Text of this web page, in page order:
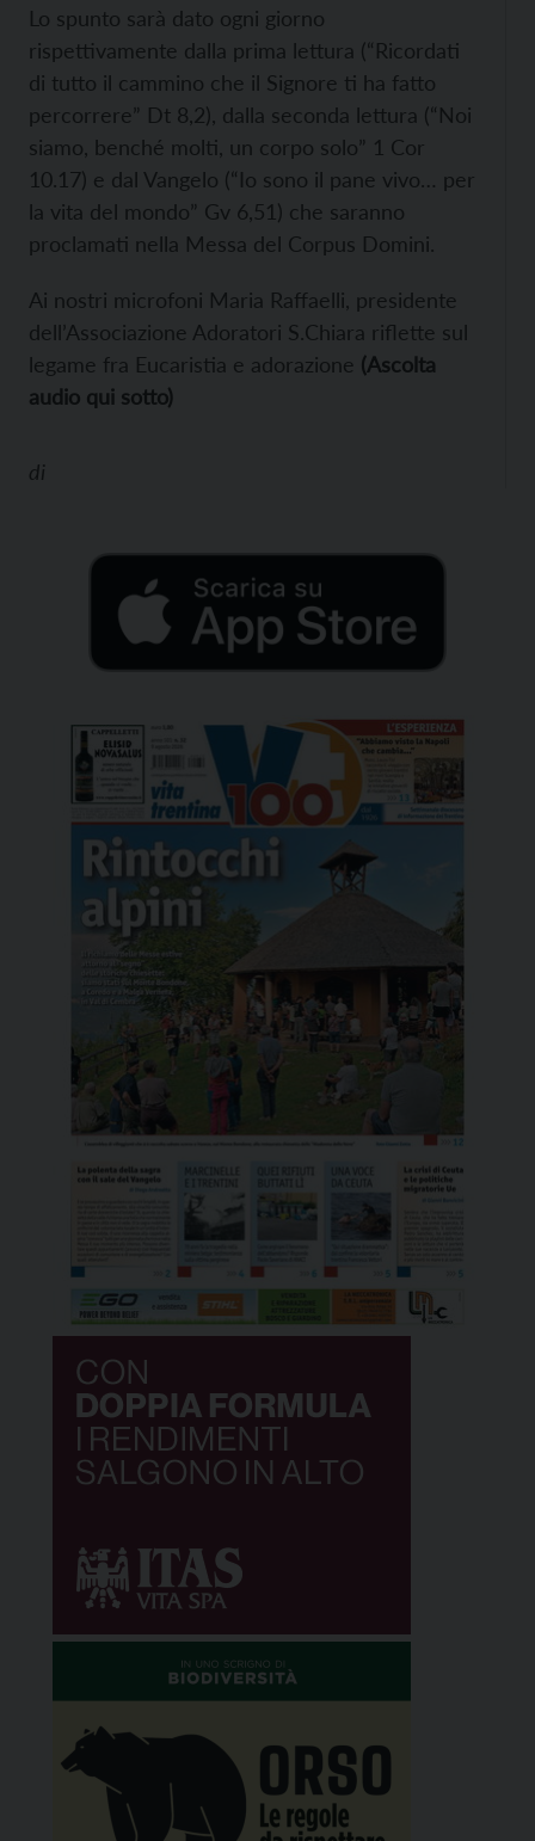
Lo spunto sarà dato ogni giorno
rispettivamente dalla prima lettura (“Ricordati
di tutto il cammino che il Signore ti ha fatto
percorrere” Dt 8,2), dalla seconda lettura (“Noi
siamo, benché molti, un corpo solo” 1 Cor
10.17) e dal Vangelo (“Io sono il pane vivo… per
la vita del mondo” Gv 6,51) che saranno
proclamati nella Messa del Corpus Domini.
Ai nostri microfoni Maria Raffaelli, presidente
dell’Associazione Adoratori S.Chiara riflette sul
legame fra Eucaristia e adorazione (Ascolta
audio qui sotto)
di